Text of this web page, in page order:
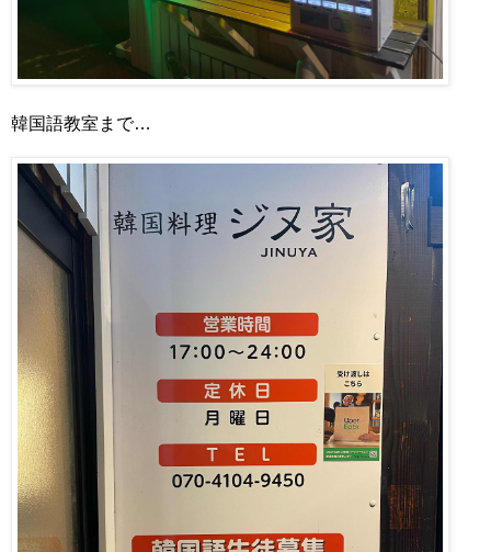
韓国語教室まで…